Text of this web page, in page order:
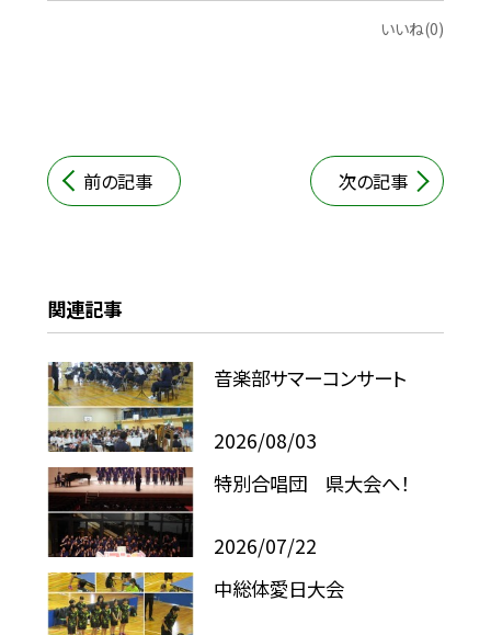
いいね(0)
前の記事 次の記事
関連記事
音楽部サマーコンサート
2026/08/03
特別合唱団 県大会へ！
2026/07/22
中総体愛日大会